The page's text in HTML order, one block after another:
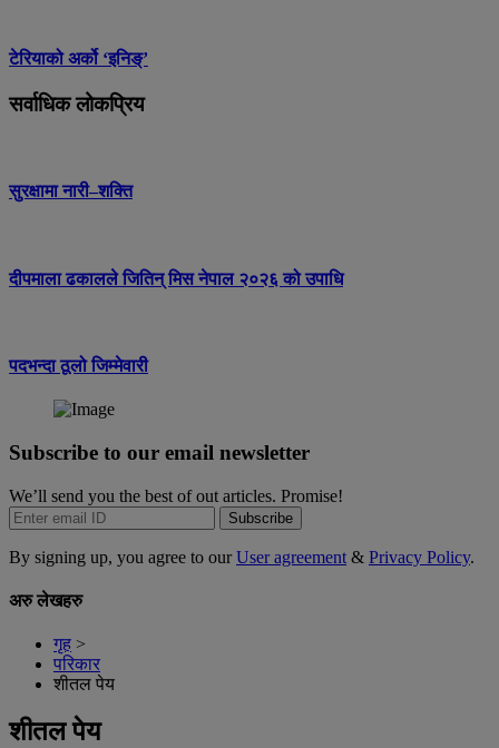
टेरियाको अर्को ‘इनिङ्’
सर्वाधिक लोकप्रिय
सुरक्षामा नारी–शक्ति
दीपमाला ढकालले जितिन् मिस नेपाल २०२६ को उपाधि
पदभन्दा ठूलो जिम्मेवारी
Subscribe to our email newsletter
We’ll send you the best of out articles. Promise!
Subscribe
By signing up, you agree to ourUser agreement & Privacy Policy.
अरु लेखहरु
गृह >
परिकार
शीतल पेय
शीतल पेय